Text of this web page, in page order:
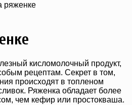
ряженке
кисломолочный продукт,
рецептам. Секрет в том,
происходят в топленом
Ряженка обладает более
чем кефир или простокваша.